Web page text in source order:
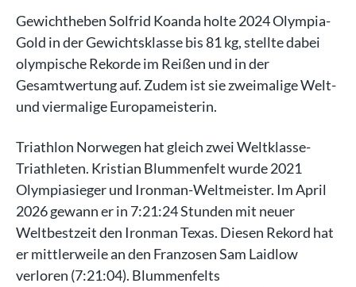
Gewichtheben Solfrid Koanda holte 2024 Olympia-
Gold in der Gewichtsklasse bis 81 kg, stellte dabei
olympische Rekorde im Reißen und in der
Gesamtwertung auf. Zudem ist sie zweimalige Welt-
und viermalige Europameisterin.
Triathlon Norwegen hat gleich zwei Weltklasse-
Triathleten. Kristian Blummenfelt wurde 2021
Olympiasieger und Ironman-Weltmeister. Im April
2026 gewann er in 7:21:24 Stunden mit neuer
Weltbestzeit den Ironman Texas. Diesen Rekord hat
er mittlerweile an den Franzosen Sam Laidlow
verloren (7:21:04). Blummenfelts